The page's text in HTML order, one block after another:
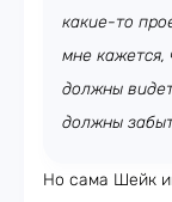
какие-то
мне кажется,
должны
должны
Но сама Шейк